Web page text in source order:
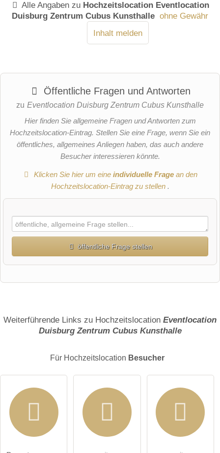
Alle Angaben zu Hochzeitslocation Eventlocation
Duisburg Zentrum Cubus Kunsthalle ohne Gewähr
Inhalt melden
Öffentliche Fragen und Antworten
zu Eventlocation Duisburg Zentrum Cubus Kunsthalle
Hier finden Sie allgemeine Fragen und Antworten zum
Hochzeitslocation-Eintrag. Stellen Sie eine Frage, wenn Sie ein
öffentliches, allgemeines Anliegen haben, das auch andere
Besucher interessieren könnte.
Klicken Sie hier um eineindividuelle Frage an den
Hochzeitslocation-Eintrag zu stellen .
öffentliche Frage stellen
E-Mail-Adresse (wird nicht veröffentlicht)
Weiterführende Links zu Hochzeitslocation Eventlocation
Duisburg Zentrum Cubus Kunsthalle
Für Hochzeitslocation Besucher